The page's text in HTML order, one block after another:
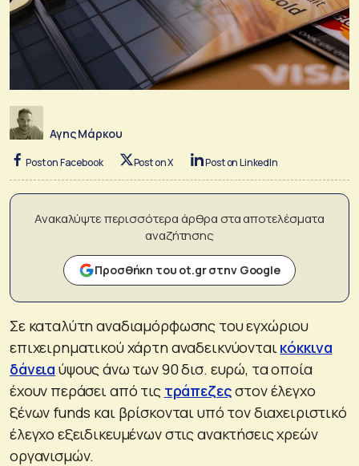
Αγης Μάρκου
Post on Facebook Post on X Post on LinkedIn
Ανακαλύψτε περισσότερα άρθρα στα αποτελέσματα
αναζήτησης
Προσθήκη του ot.gr στην Google
Σε καταλύτη αναδιαμόρφωσης του εγχώριου
επιχειρηματικού χάρτη αναδεικνύονται κόκκινα
δάνεια ύψους άνω των 90 δισ. ευρώ, τα οποία
έχουν περάσει από τις τράπεζεςστον έλεγχο
ξένων funds και βρίσκονται υπό τον διαχειριστικό
έλεγχο εξειδικευμένων στις ανακτήσεις χρεών
οργανισμών.